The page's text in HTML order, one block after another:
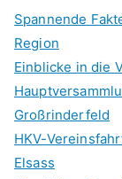
Spannende
Region
Einblicke in die
Großrinderfeld
HKV-
Elsass